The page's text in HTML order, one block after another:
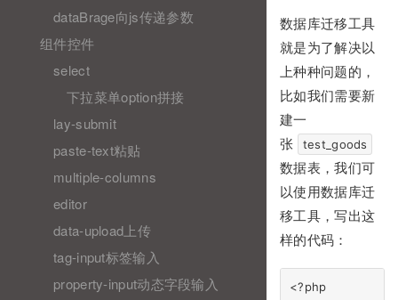
dataBrage向js传递参数
组件控件
select
下拉菜单option拼接
lay-submit
paste-text粘贴
multiple-columns
editor
data-upload上传
tag-input标签输入
property-input动态字段输入
数据库迁移工具
就是为了解决以
上种种问题的，
比如我们需要新
建一
张
test_goods
数据表，我们可
以使用数据库迁
移工具，写出这
样的代码：
<?php